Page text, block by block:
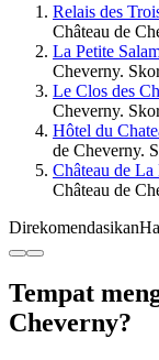
Relais des
Château de
La Petite
Cheverny.
Le Clos des
Cheverny.
Hôtel du
de Cheverny.
Château de La
Château de
Direkomendasikan
Tempat
Cheverny?